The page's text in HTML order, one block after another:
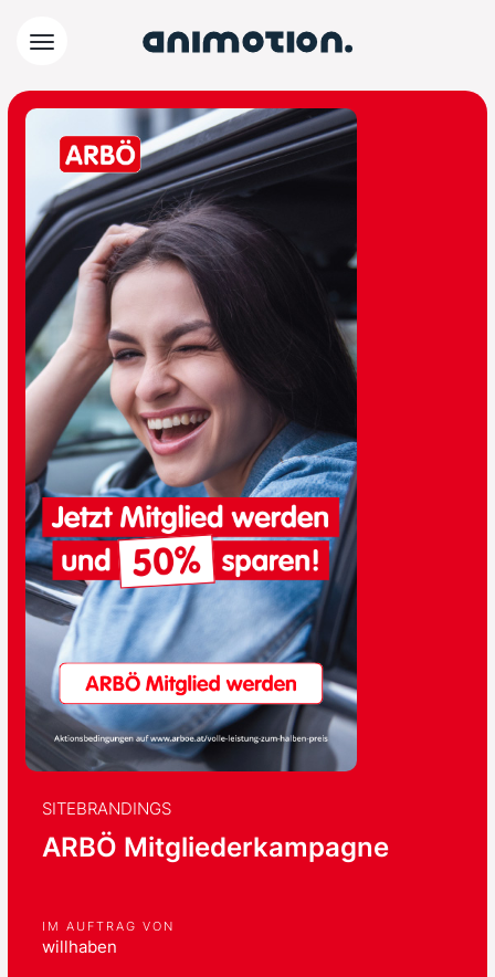
SITEBRANDINGS
ARBÖ Mitgliederkampagne
IM AUFTRAG VON
willhaben